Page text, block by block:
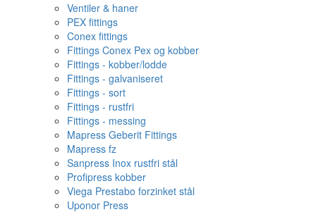
Ventiler & haner
PEX fittings
Conex fittings
Fittings Conex Pex og kobber
Fittings - kobber/lodde
Fittings - galvaniseret
Fittings - sort
Fittings - rustfri
Fittings - messing
Mapress Geberit Fittings
Mapress fz
Sanpress Inox rustfri stål
Profipress kobber
Viega Prestabo forzinket stål
Uponor Press